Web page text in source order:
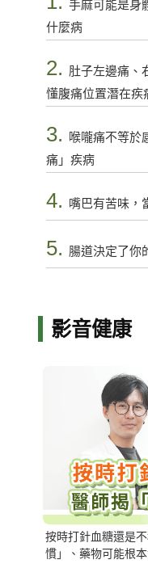
手麻可能是身
什麼病
2. 肚子左邊痛、
懂腹痛位置潛在疾
3.
喉嚨痛不等於
痛」疾病
4. 嘴巴有苦味，
5. 腸道決定了你
影音健康
按時打針血糖還是
慣」、藥物可能根